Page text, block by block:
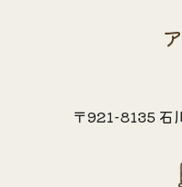
〒921-8135 石